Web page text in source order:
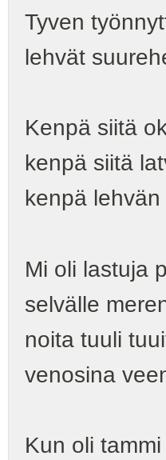
Tyven
lehvät
Kenpä siitä
kenpä siitä
kenpä
Mi oli lastuja
selvälle
noita tuuli
venosina
Kun oli